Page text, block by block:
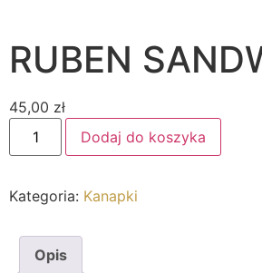
RUBEN
45,00 zł
Dodaj do koszyka
Kategoria: Kanapki
Opis